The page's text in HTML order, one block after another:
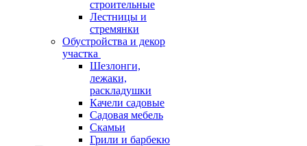
строительные
Лестницы и
стремянки
Обустройства и декор
участка
Шезлонги,
лежаки,
раскладушки
Качели садовые
Садовая мебель
Скамьи
Грили и барбекю